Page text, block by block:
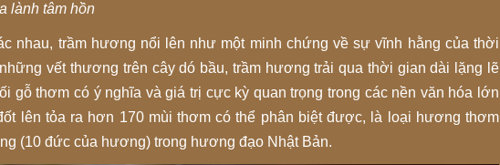
lành tâm hồn
nhau, trầm hương nổi lên như một minh chứng về sự vĩnh hằng của thời
vết thương trên cây dó bầu, trầm hương trải qua thời gian dài lặng lẽ
gỗ thơm có ý nghĩa và giá trị cực kỳ quan trọng trong các nền văn hóa lớn
lên tỏa ra hơn 170 mùi thơm có thể phân biệt được, là loại hương thơm
(10 đức của hương) trong hương đạo Nhật Bản.